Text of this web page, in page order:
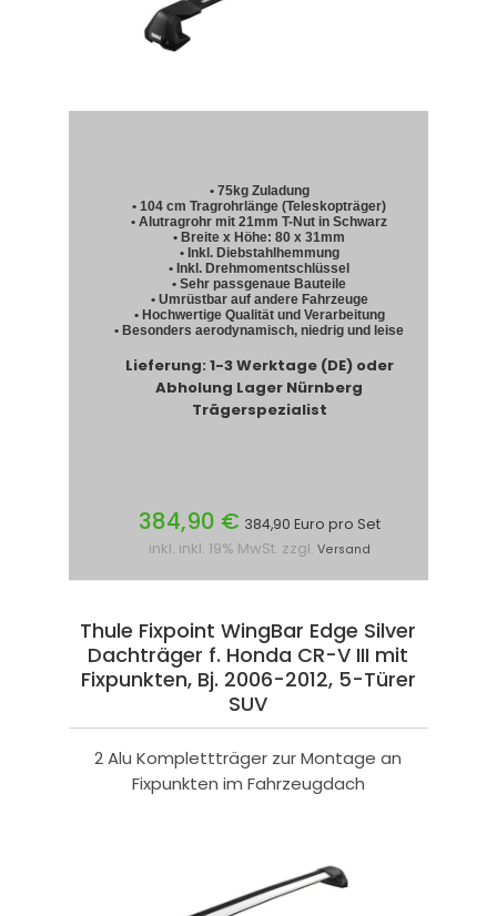
• 75kg Zuladung
• 104 cm Tragrohrlänge (Teleskopträger)
• Alutragrohr mit 21mm T-Nut in Schwarz
• Breite x Höhe: 80 x 31mm
• Inkl. Diebstahlhemmung
• Inkl. Drehmomentschlüssel
• Sehr passgenaue Bauteile
• Umrüstbar auf andere Fahrzeuge
• Hochwertige Qualität und Verarbeitung
• Besonders aerodynamisch, niedrig und leise
Lieferung: 1-3 Werktage (DE) oder
Abholung Lager Nürnberg
Trägerspezialist
384,90 € 384,90 Euro pro Set
inkl. inkl. 19% MwSt. zzgl. Versand
Thule Fixpoint WingBar Edge Silver
Dachträger f. Honda CR-V III mit
Fixpunkten, Bj. 2006-2012, 5-Türer
SUV
2 Alu Komplettträger zur Montage an
Fixpunkten im Fahrzeugdach